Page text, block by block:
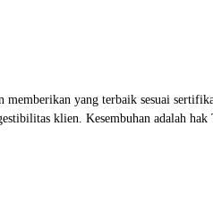
yang terbaik sesuai
klien. Kesembuhan adalah